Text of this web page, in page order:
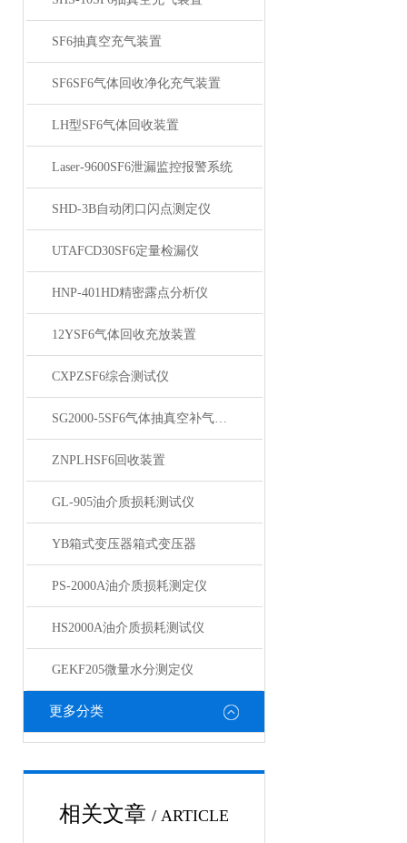
SF6抽真空充气装置
SF6SF6气体回收净化充气装置
LH型SF6气体回收装置
Laser-9600SF6泄漏监控报警系统
SHD-3B自动闭口闪点测定仪
UTAFCD30SF6定量检漏仪
HNP-401HD精密露点分析仪
12YSF6气体回收充放装置
CXPZSF6综合测试仪
SG2000-5SF6气体抽真空补气装置
ZNPLHSF6回收装置
GL-905油介质损耗测试仪
YB箱式变压器箱式变压器
PS-2000A油介质损耗测定仪
HS2000A油介质损耗测试仪
GEKF205微量水分测定仪
更多分类
相关文章 / ARTICLE